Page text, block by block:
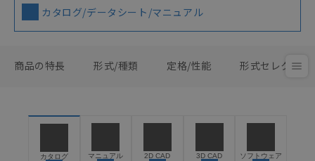
カタログ/データシート/マニュアル
商品の特長 形式/種類 定格/性能 形式セレクタ
カタログ マニュアル 2D CAD 3D CAD ソフトウェア